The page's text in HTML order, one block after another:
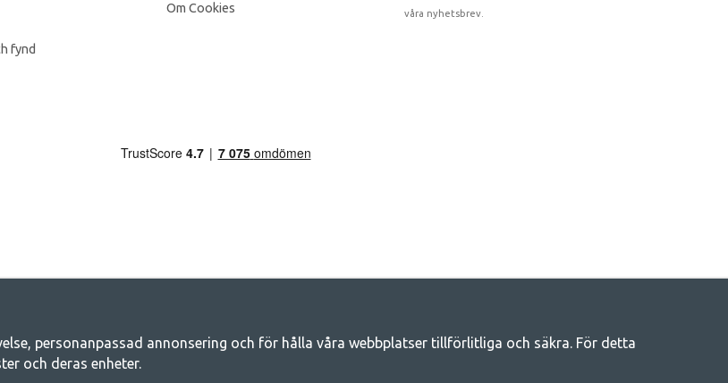
fynd
Om Cookies
våra nyhetsbrev.
- Din butik för camping och uteliv
personanpassad annonsering och för hålla våra webbplatser tillförlitliga och säkra. För detta
och deras enheter.